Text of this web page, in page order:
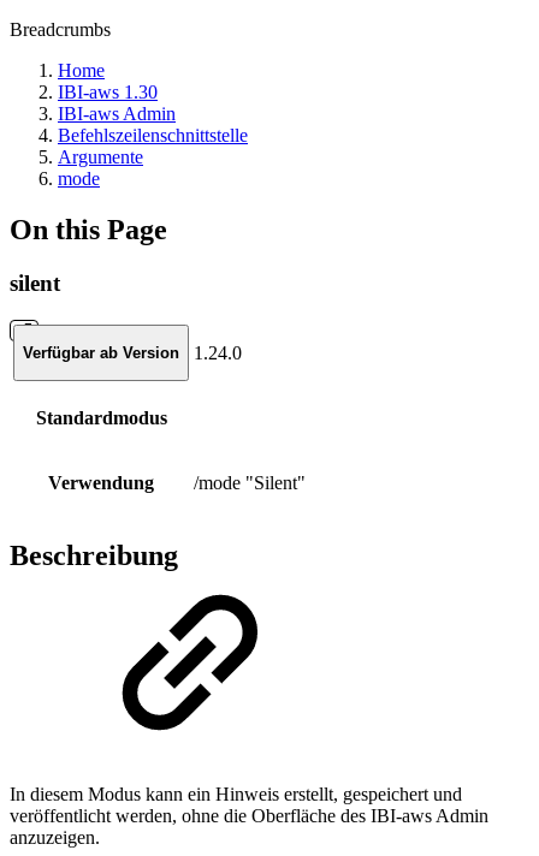
Breadcrumbs
Home
IBI-aws 1.30
IBI-aws Admin
Befehlszeilenschnittstelle
Argumente
mode
On this Page
silent
Verfügbar ab Version 1.24.0
Standardmodus
Verwendung /mode "Silent"
Beschreibung
In diesem Modus kann ein Hinweis erstellt, gespeichert und
veröffentlicht werden, ohne die Oberfläche des IBI-aws Admin
anzuzeigen.